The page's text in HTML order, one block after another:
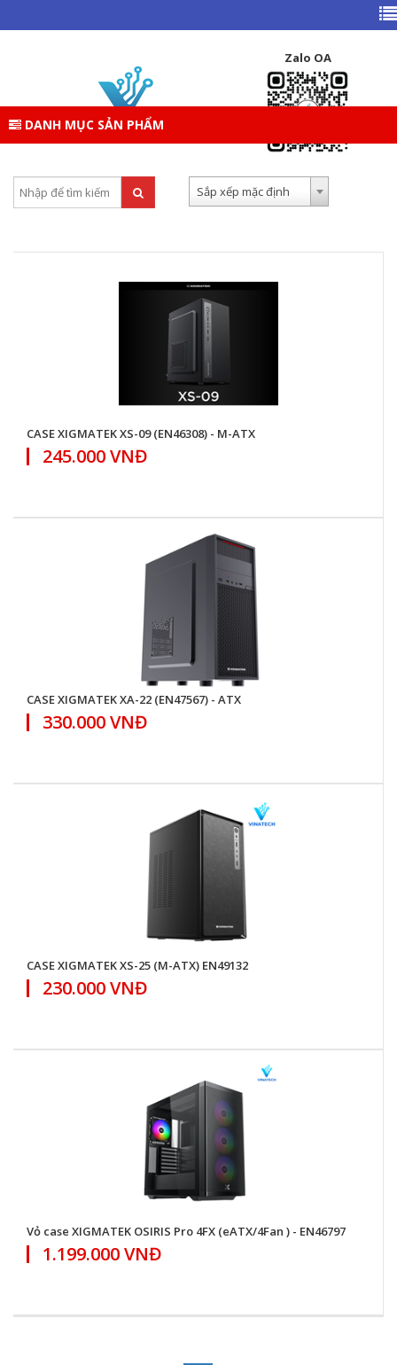
Zalo OA
DANH MỤC SẢN PHẨM
TRANG CHỦ DANH MỤC SẢN PHẨM
LINH KIỆN DESKTOP
XIGMATEK
Sắp xếp mặc định
CASE XIGMATEK XS-09 (EN46308) - M-ATX
245.000 VNĐ
CASE XIGMATEK XA-22 (EN47567) - ATX
330.000 VNĐ
CASE XIGMATEK XS-25 (M-ATX) EN49132
230.000 VNĐ
Vỏ case XIGMATEK OSIRIS Pro 4FX (eATX/4Fan ) - EN46797
1.199.000 VNĐ